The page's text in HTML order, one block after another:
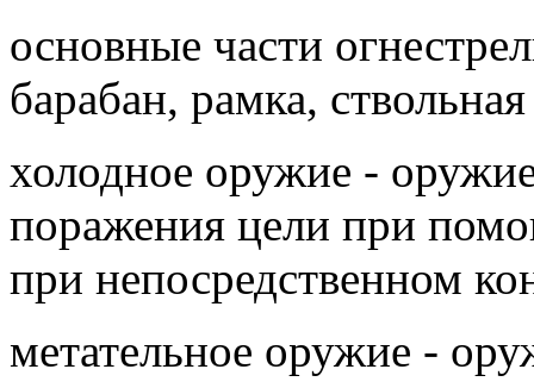
основные части
барабан, рамка,
холодное оружие -
поражения цели при
при непосредственном
метательное оружие -